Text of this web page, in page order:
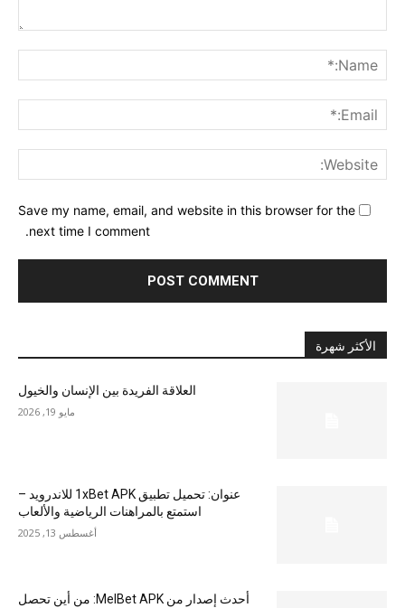
Save my name, email, and website in this browser for the
next time I comment.
الأكثر شهرة
العلاقة الفريدة بين الإنسان والخيول
مايو 19, 2026
عنوان: تحميل تطبيق 1xBet APK للاندرويد –
استمتع بالمراهنات الرياضية والألعاب
أغسطس 13, 2025
أحدث إصدار من MelBet APK: من أين تحصل